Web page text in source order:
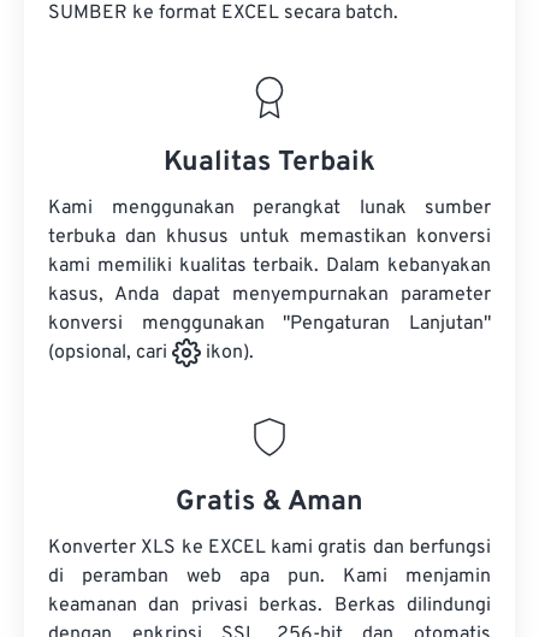
SUMBER ke format EXCEL secara batch.
Kualitas Terbaik
Kami menggunakan perangkat lunak sumber
terbuka dan khusus untuk memastikan konversi
kami memiliki kualitas terbaik. Dalam kebanyakan
kasus, Anda dapat menyempurnakan parameter
konversi menggunakan "Pengaturan Lanjutan"
(opsional, cari
ikon).
Gratis & Aman
Konverter XLS ke EXCEL kami gratis dan berfungsi
di peramban web apa pun. Kami menjamin
keamanan dan privasi berkas. Berkas dilindungi